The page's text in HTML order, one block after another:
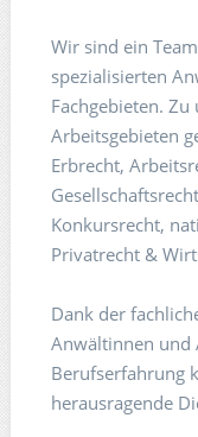
Wir sind ein
spezialisierten
Fachgebieten.
Arbeitsgebieten
Erbrecht,
Konkursrecht,
Privatrecht &
Dank der
Anwältinnen und
Berufserfahrung
herausragende